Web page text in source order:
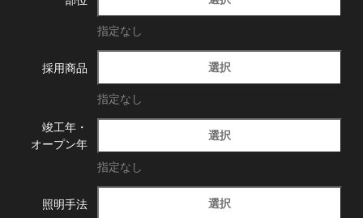
指定なし
採用商品 選択
指定なし
竣工年・
オープン年
選択
指定なし
照明手法 選択